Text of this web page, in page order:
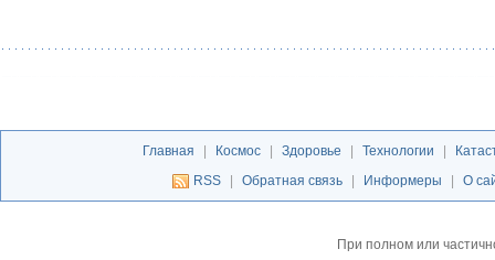
Главная | Космос | Здоровье | Технологии |
RSS
| Обратная связь | Информеры | О
При полном или